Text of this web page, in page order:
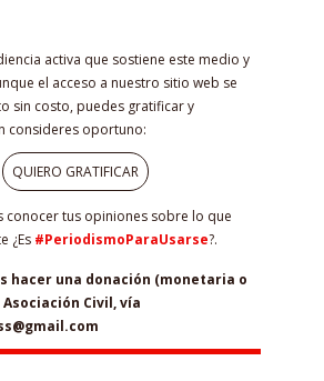
activa que sostiene este medio y
el acceso a nuestro sitio web se
sin costo, puedes gratificar y
consideres oportuno:
QUIERO GRATIFICAR
conocer tus opiniones sobre lo que
¿Es #PeriodismoParaUsarse?.
hacer una donación (monetaria o
Civil, vía